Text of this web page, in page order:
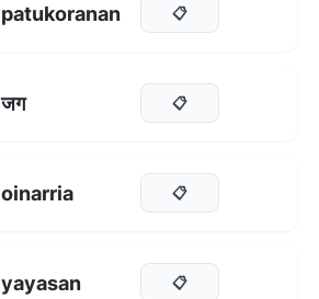
patukoranan 📋
जग 📋
oinarria 📋
yayasan 📋